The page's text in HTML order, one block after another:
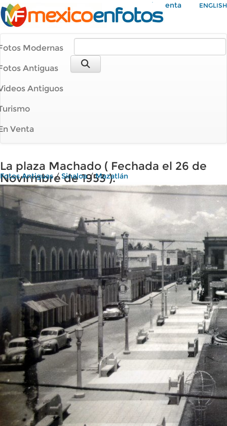
Mi Cuenta ENGLISH
Modernas
Antiguas
Antiguos
Venta
La plaza Machado ( Fechada el 26 de
Novirmbre de 1953 ).
Fotos Antiguas/Sinaloa/Mazatlán